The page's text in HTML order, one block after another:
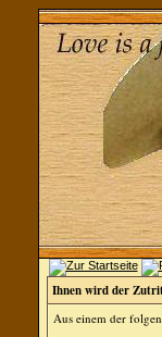
Ihnen wird der
Aus einem der